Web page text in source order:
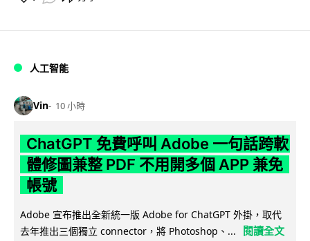
人工智能
Vin 10 小時
ChatGPT 免費呼叫 Adobe 一句話跨軟
體修圖兼整 PDF 不用開多個 APP 兼免
帳號
Adobe 宣布推出全新統一版 Adobe for ChatGPT 外掛，取代
去年推出三個獨立 connector，將 Photoshop、...
閱讀全文